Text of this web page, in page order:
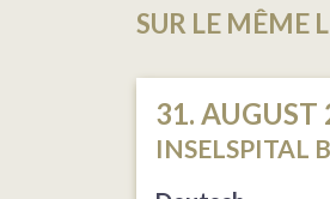
SUR LE MÊME
31. AUGUST
INSELSPITAL